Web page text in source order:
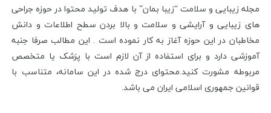
مجله زیبایی و سلامت “زیبا بمان” با هدف تولید محتوا در حوزه جراحی
های زیبایی و آرایشی و سلامت و بالا بردن سطح اطلاعات و دانش
مخاطبان در این حوزه آغاز به کار نموده است . این مطالب صرفا جنبه
آموزشی دارد و برای استفاده از آن لازم است با پزشک یا متخصص
مربوطه مشورت کنید.محتوای درج شده در این سامانه، متناسب با
قوانین جمهوری اسلامی ایران می باشد.